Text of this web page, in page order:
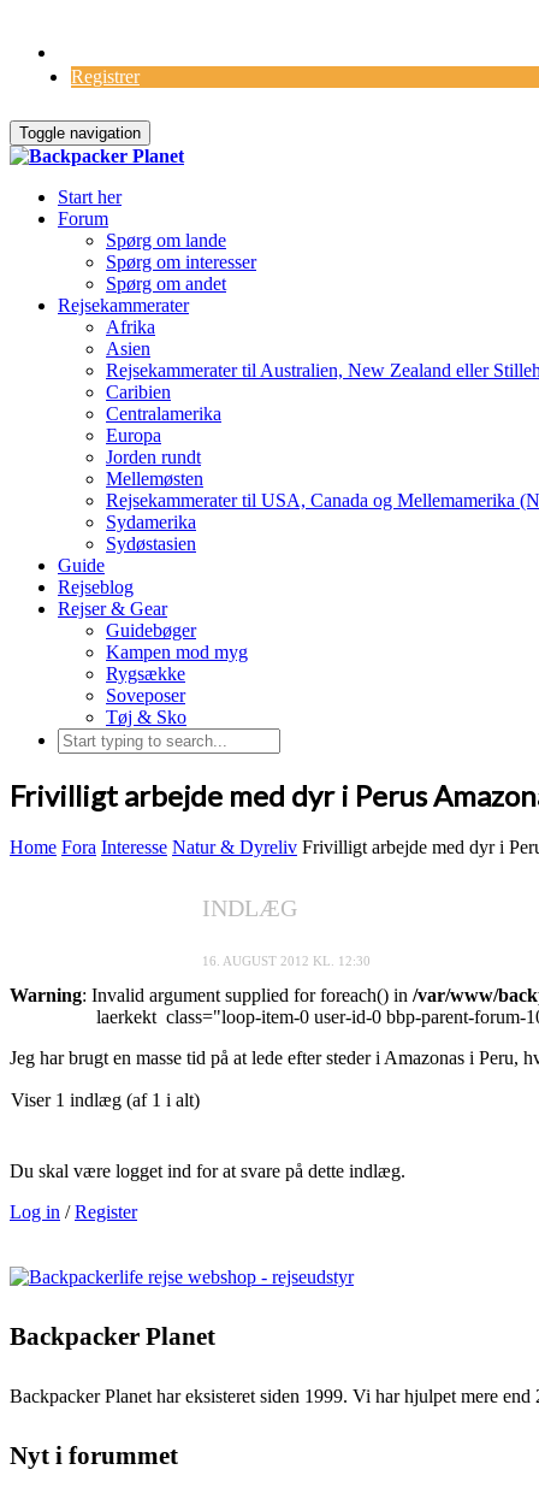
Registrer
Toggle navigation
Start her
Forum
Spørg om lande
Spørg om interesser
Spørg om andet
Rejsekammerater
Afrika
Asien
Rejsekammerater til Australien, New Zealand eller
Caribien
Centralamerika
Europa
Jorden rundt
Mellemøsten
Rejsekammerater til USA, Canada og Mellemamerika
Sydamerika
Sydøstasien
Guide
Rejseblog
Rejser & Gear
Guidebøger
Kampen mod myg
Rygsække
Soveposer
Tøj & Sko
Frivilligt arbejde med dyr i Perus
Home Fora Interesse Natur & Dyreliv Frivilligt arbejde med dyr i
INDLÆG
16. AUGUST 2012 KL. 12:30
Warning: Invalid argument supplied for foreach() in /var/www/
class="loop-item-0 user-id-0 bbp-parent-forum-
laerkekt
Jeg har brugt en masse tid på at lede efter steder i Amazonas i
Viser 1 indlæg (af 1 i alt)
Du skal være logget ind for at svare på dette indlæg.
Log in /Register
Backpacker Planet
Backpacker Planet har eksisteret siden 1999. Vi har hjulpet mere
Nyt i forummet